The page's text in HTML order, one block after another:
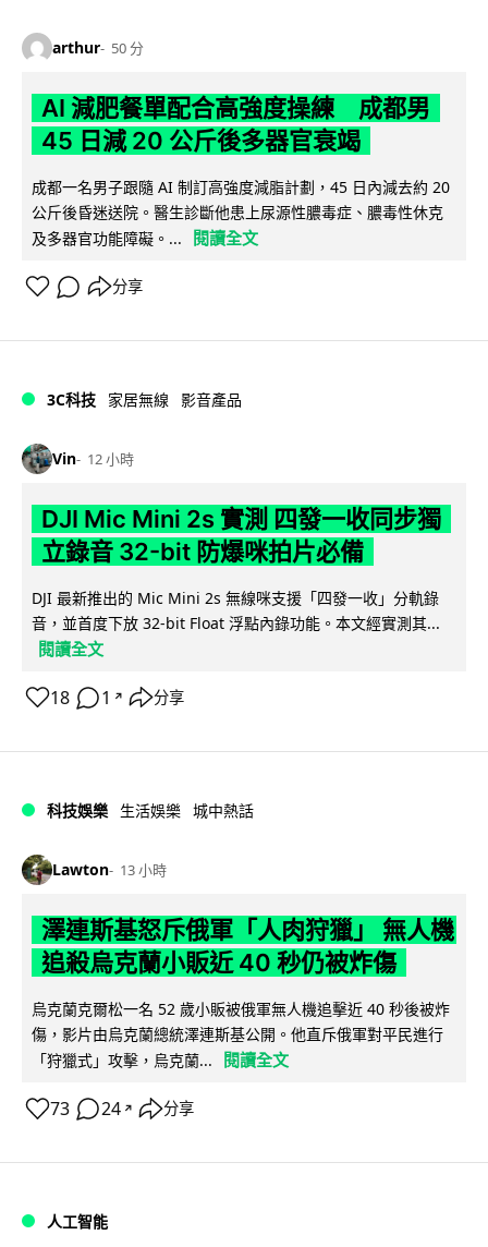
arthur 50 分
AI 減肥餐單配合高強度操練 成都男
45 日減 20 公斤後多器官衰竭
成都一名男子跟隨 AI 制訂高強度減脂計劃，45 日內減去約 20
公斤後昏迷送院。醫生診斷他患上尿源性膿毒症、膿毒性休克
及多器官功能障礙。...
閱讀全文
分享
3C科技 家居無線 影音產品
Vin 12 小時
DJI Mic Mini 2s 實測 四發一收同步獨
立錄音 32-bit 防爆咪拍片必備
DJI 最新推出的 Mic Mini 2s 無線咪支援「四發一收」分軌錄
音，並首度下放 32-bit Float 浮點內錄功能。本文經實測其...
閱讀全文
18 1 ↗ 分享
科技娛樂 生活娛樂 城中熱話
Lawton 13 小時
澤連斯基怒斥俄軍「人肉狩獵」 無人機
追殺烏克蘭小販近 40 秒仍被炸傷
烏克蘭克爾松一名 52 歲小販被俄軍無人機追擊近 40 秒後被炸
傷，影片由烏克蘭總統澤連斯基公開。他直斥俄軍對平民進行
「狩獵式」攻擊，烏克蘭...
閱讀全文
73 24 ↗ 分享
人工智能